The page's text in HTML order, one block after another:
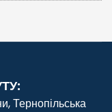
Тернопільська